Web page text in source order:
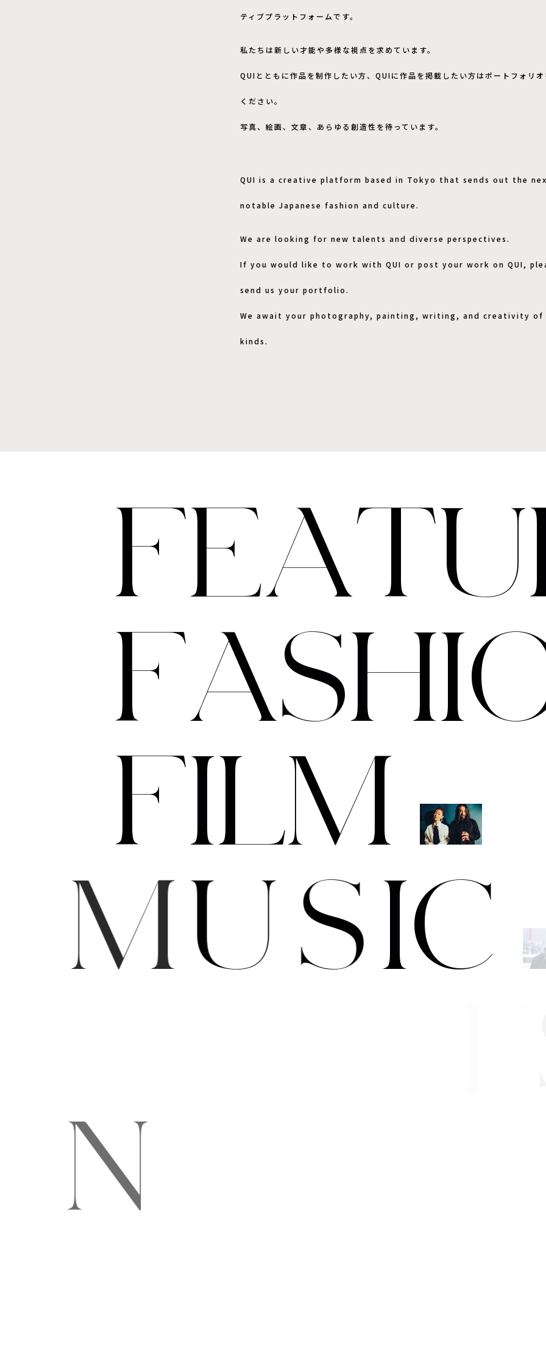
ティブプラットフォームです。
私たちは新しい才能や多様な視点を求めています。
QUIとともに作品を制作したい方、QUIに作品を掲載したい方はポートフォリ
ください。
写真、絵画、文章、あらゆる創造性を待っています。
QUI is a creative platform based in Tokyo that sends out the
notable Japanese fashion and culture.
We are looking for new talents and diverse perspectives.
If you would like to work with QUI or post your work on QUI,
send us your portfolio.
We await your photography, painting, writing, and creativity of
kinds.
FEATU
FASHI
FILM
M USIC
N